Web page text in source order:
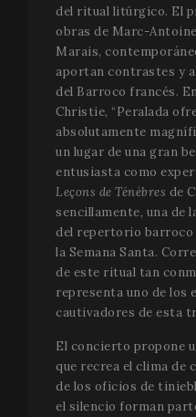
del ritual litúrgico. El
obras de Marc-
Marais,
aportan contrastes y
del Barroco francés.
Christie, “Peralada
absolutamente
un lugar de una gran
entusiasta como
Leçons de Ténèbres de
sencillamente, una de
del repertorio barroco
la Semana Santa.
de este ritual tan
representa uno de los
cautivadores de esta
El concierto propone
que recrea el clima de
de los oficios de
el silencio forman